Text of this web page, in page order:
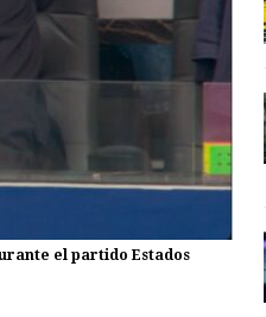
el partido Estados